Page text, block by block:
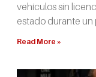
vehículos sin
estado durante un
Read More »